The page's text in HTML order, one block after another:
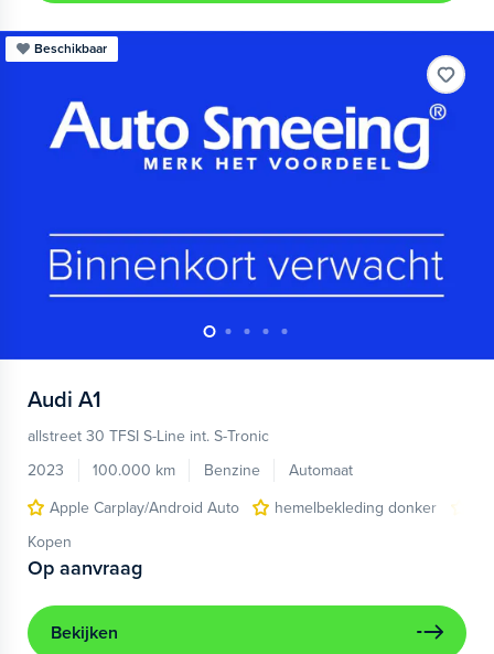
Beschikbaar
Audi A1
allstreet 30 TFSI S-Line int. S-Tronic
2023
100.000 km Benzine
Automaat
Apple Carplay/Android Auto
hemelbekleding donker
Kopen
Op aanvraag
Bekijken